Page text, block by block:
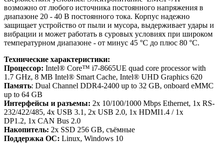
возможно от любого источника постоянного напряжения в
диапазоне 20 - 40 В постоянного тока. Корпус надежно
защищает устройство от пыли и мусора, выдерживает удары и
вибрации и может работать в суровых условиях при широком
температурном диапазоне - от минус 45 °C до плюс 80 °C.
Технические характеристики:
Процессор: Intel® Core™ i7-8665UE quad core processor with
1.7 GHz, 8 MB Intel® Smart Cache, Intel® UHD Graphics 620
Память: Dual Channel DDR4-2400 up to 32 GB, onboard eMMC
up to 64 GB
Интерфейсы и разъемы: 2x 10/100/1000 Mbps Ethernet, 1x RS-
232/422/485, 4x USB 3.1, 2x USB 2.0, 1x HDMI1.4 / 1x
DP1.2, 1x CAN Bus 2.0
Накопитель: 2x SSD 256 GB, съёмные
Поддержка ОС: Linux, Windows 10